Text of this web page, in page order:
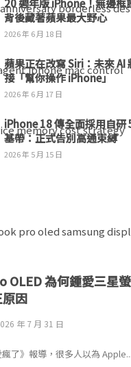
20 週年版 iPhone！無邊框
背後藏著蘋果最大野心
2026 年 6 月 18 日
蘋果正在改寫 Siri：未來 AI
接「幫你操作 iPhone」
2026 年 6 月 17 日
iPhone 18 傳全面採用自研
基帶：正式告別高通束縛
2026 年 5 月 15 日
OLED 為何鍾愛三星螢
因
年 7 月 31 日
瘋了》報導，很多人以為 Apple...